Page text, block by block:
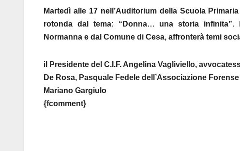
Martedì alle 17 nell’Auditorium della Scuola
rotonda dal tema: “Donna… una storia infinita”.
Normanna e dal Comune di Cesa, affronterà temi
il Presidente del C.I.F. Angelina Vagliviello,
De Rosa, Pasquale Fedele dell’Associazione
Mariano Gargiulo
{fcomment}